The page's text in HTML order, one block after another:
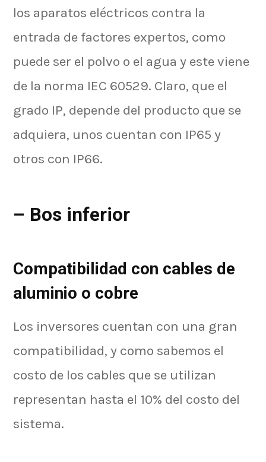
los aparatos eléctricos contra la
entrada de factores expertos, como
puede ser el polvo o el agua y este viene
de la norma IEC 60529. Claro, que el
grado IP, depende del producto que se
adquiera, unos cuentan con IP65 y
otros con IP66.
– Bos inferior
Compatibilidad con cables de
aluminio o cobre
Los inversores cuentan con una gran
compatibilidad, y como sabemos el
costo de los cables que se utilizan
representan hasta el 10% del costo del
sistema.